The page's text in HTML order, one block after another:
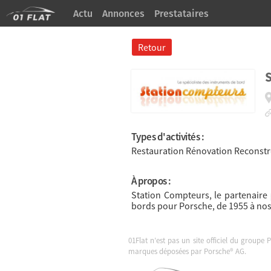
Actu Annonces Prestataires
Retour
Types d'activités :
Restauration Rénovation
À propos :
Station Compteurs, le
bords pour Porsche, de 1955 à
01Flat n’est pas un site officiel du groupe
marques déposées par Porsche® AG.